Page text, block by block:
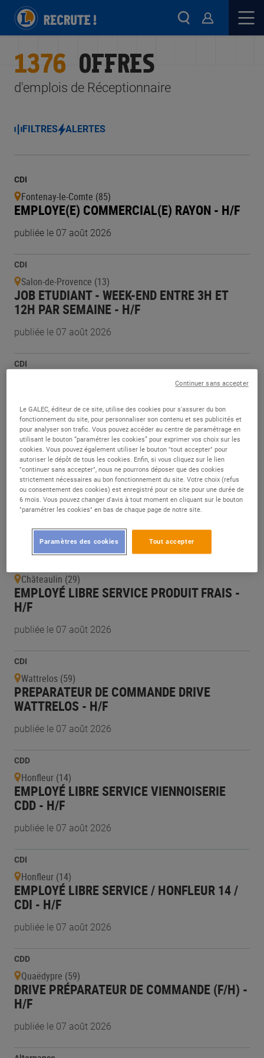
1376 OFFRES
d'emplois de Réceptionnaire
FILTRES ALERTES
CDI
Fontenay-le-Comte (85)
EMPLOYE(E) COMMERCIAL(E) RAYON - H/F
publiée le 07 août 2026
CDI
Salon-de-Provence (13)
JOB ETUDIANT - WEEK-END ENTRE 3H ET
12H PAR SEMAINE - H/F
publiée le 07 août 2026
CDI
LEGUMES - H/F
publiée le 07 août 2026
CDD
Ifs (14)
EMPLOYÉ(E) COMMERCIAL(E) RAYON
CHARCUTERIE LS - H/F
publiée le 07 août 2026
Châteaulin (29)
EMPLOYÉ LIBRE SERVICE PRODUIT FRAIS -
H/F
publiée le 07 août 2026
CDI
Wattrelos (59)
PREPARATEUR DE COMMANDE DRIVE
WATTRELOS - H/F
publiée le 07 août 2026
CDD
Honfleur (14)
EMPLOYÉ LIBRE SERVICE VIENNOISERIE
CDD - H/F
publiée le 07 août 2026
CDI
Honfleur (14)
EMPLOYÉ LIBRE SERVICE / HONFLEUR 14 /
CDI - H/F
publiée le 07 août 2026
CDD
Quaëdypre (59)
DRIVE PRÉPARATEUR DE COMMANDE (F/H) -
H/F
publiée le 07 août 2026
Le GALEC, éditeur de ce site, utilise des cookies pour s'assurer du bon
fonctionnement du site, pour personnaliser son contenu et ses publicités et
pour analyser son trafic. Vous pouvez accéder au centre de paramétrage en
utilisant le bouton “paramétrer les cookies” pour exprimer vos choix sur les
cookies. Vous pouvez également utiliser le bouton "tout accepter" pour
autoriser le dépôt de tous les cookies. Enfin, si vous cliquez sur le lien
"continuer sans accepter", nous ne pourrons déposer que des cookies
strictement nécessaires au bon fonctionnement du site. Votre choix (refus
ou consentement des cookies) est enregistré pour ce site pour une durée de
6 mois. Vous pouvez changer d'avis à tout moment en cliquant sur le bouton
"paramétrer les cookies" en bas de chaque page de notre site.
Tout accepter
Paramètres des cookies
Continuer sans accepter